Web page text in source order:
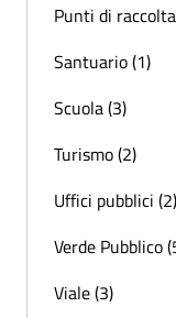
Punti di
Santuario (1)
Scuola (3)
Turismo (2)
Uffici pubblici (2)
Verde Pubblico
Viale (3)